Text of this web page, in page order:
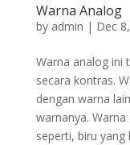
Warna Analog
by admin | Dec
Warna analog ini
secara kontras.
dengan warna
warnanya.
seperti, biru